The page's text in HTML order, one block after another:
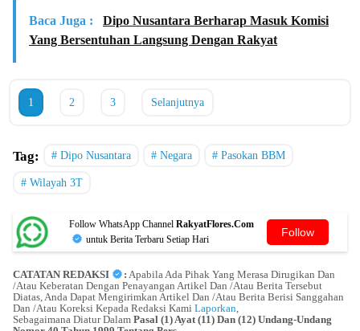
Baca Juga :
Dipo Nusantara Berharap Masuk Komisi
Yang Bersentuhan Langsung Dengan Rakyat
1 2 3 Selanjutnya
Tag: Dipo Nusantara Negara Pasokan BBM
Wilayah 3T
Follow WhatsApp Channel RakyatFlores.Com
untuk Berita Terbaru Setiap Hari
Follow
CATATAN REDAKSI : Apabila Ada Pihak Yang Merasa Dirugikan Dan
/Atau Keberatan Dengan Penayangan Artikel Dan /Atau Berita Tersebut
Diatas, Anda Dapat Mengirimkan Artikel Dan /Atau Berita Berisi Sanggahan
Dan /Atau Koreksi Kepada Redaksi Kami Laporkan,
Sebagaimana Diatur Dalam Pasal (1) Ayat (11) Dan (12) Undang-Undang